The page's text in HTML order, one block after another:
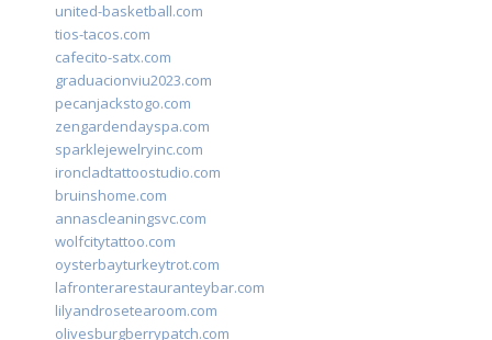
united-basketball.com
tios-tacos.com
cafecito-satx.com
graduacionviu2023.com
pecanjackstogo.com
zengardendayspa.com
sparklejewelryinc.com
ironcladtattoostudio.com
bruinshome.com
annascleaningsvc.com
wolfcitytattoo.com
oysterbayturkeytrot.com
lafronterarestauranteybar.com
lilyandrosetearoom.com
olivesburgberrypatch.com